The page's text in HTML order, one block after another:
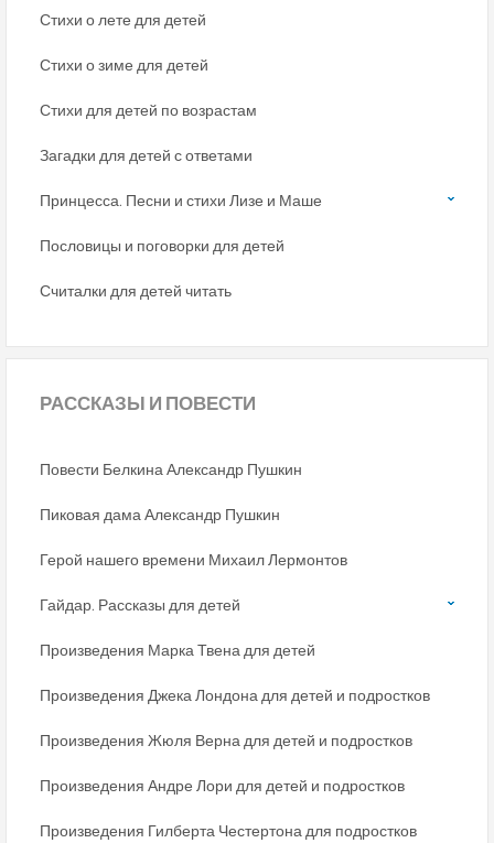
Стихи о лете для детей
Стихи о зиме для детей
Стихи для детей по возрастам
Загадки для детей с ответами
Принцесса. Песни и стихи Лизе и Маше
Пословицы и поговорки для детей
Считалки для детей читать
РАССКАЗЫ И ПОВЕСТИ
Повести Белкина Александр Пушкин
Пиковая дама Александр Пушкин
Герой нашего времени Михаил Лермонтов
Гайдар. Рассказы для детей
Произведения Марка Твена для детей
Произведения Джека Лондона для детей и подростков
Произведения Жюля Верна для детей и подростков
Произведения Андре Лори для детей и подростков
Произведения Гилберта Честертона для подростков